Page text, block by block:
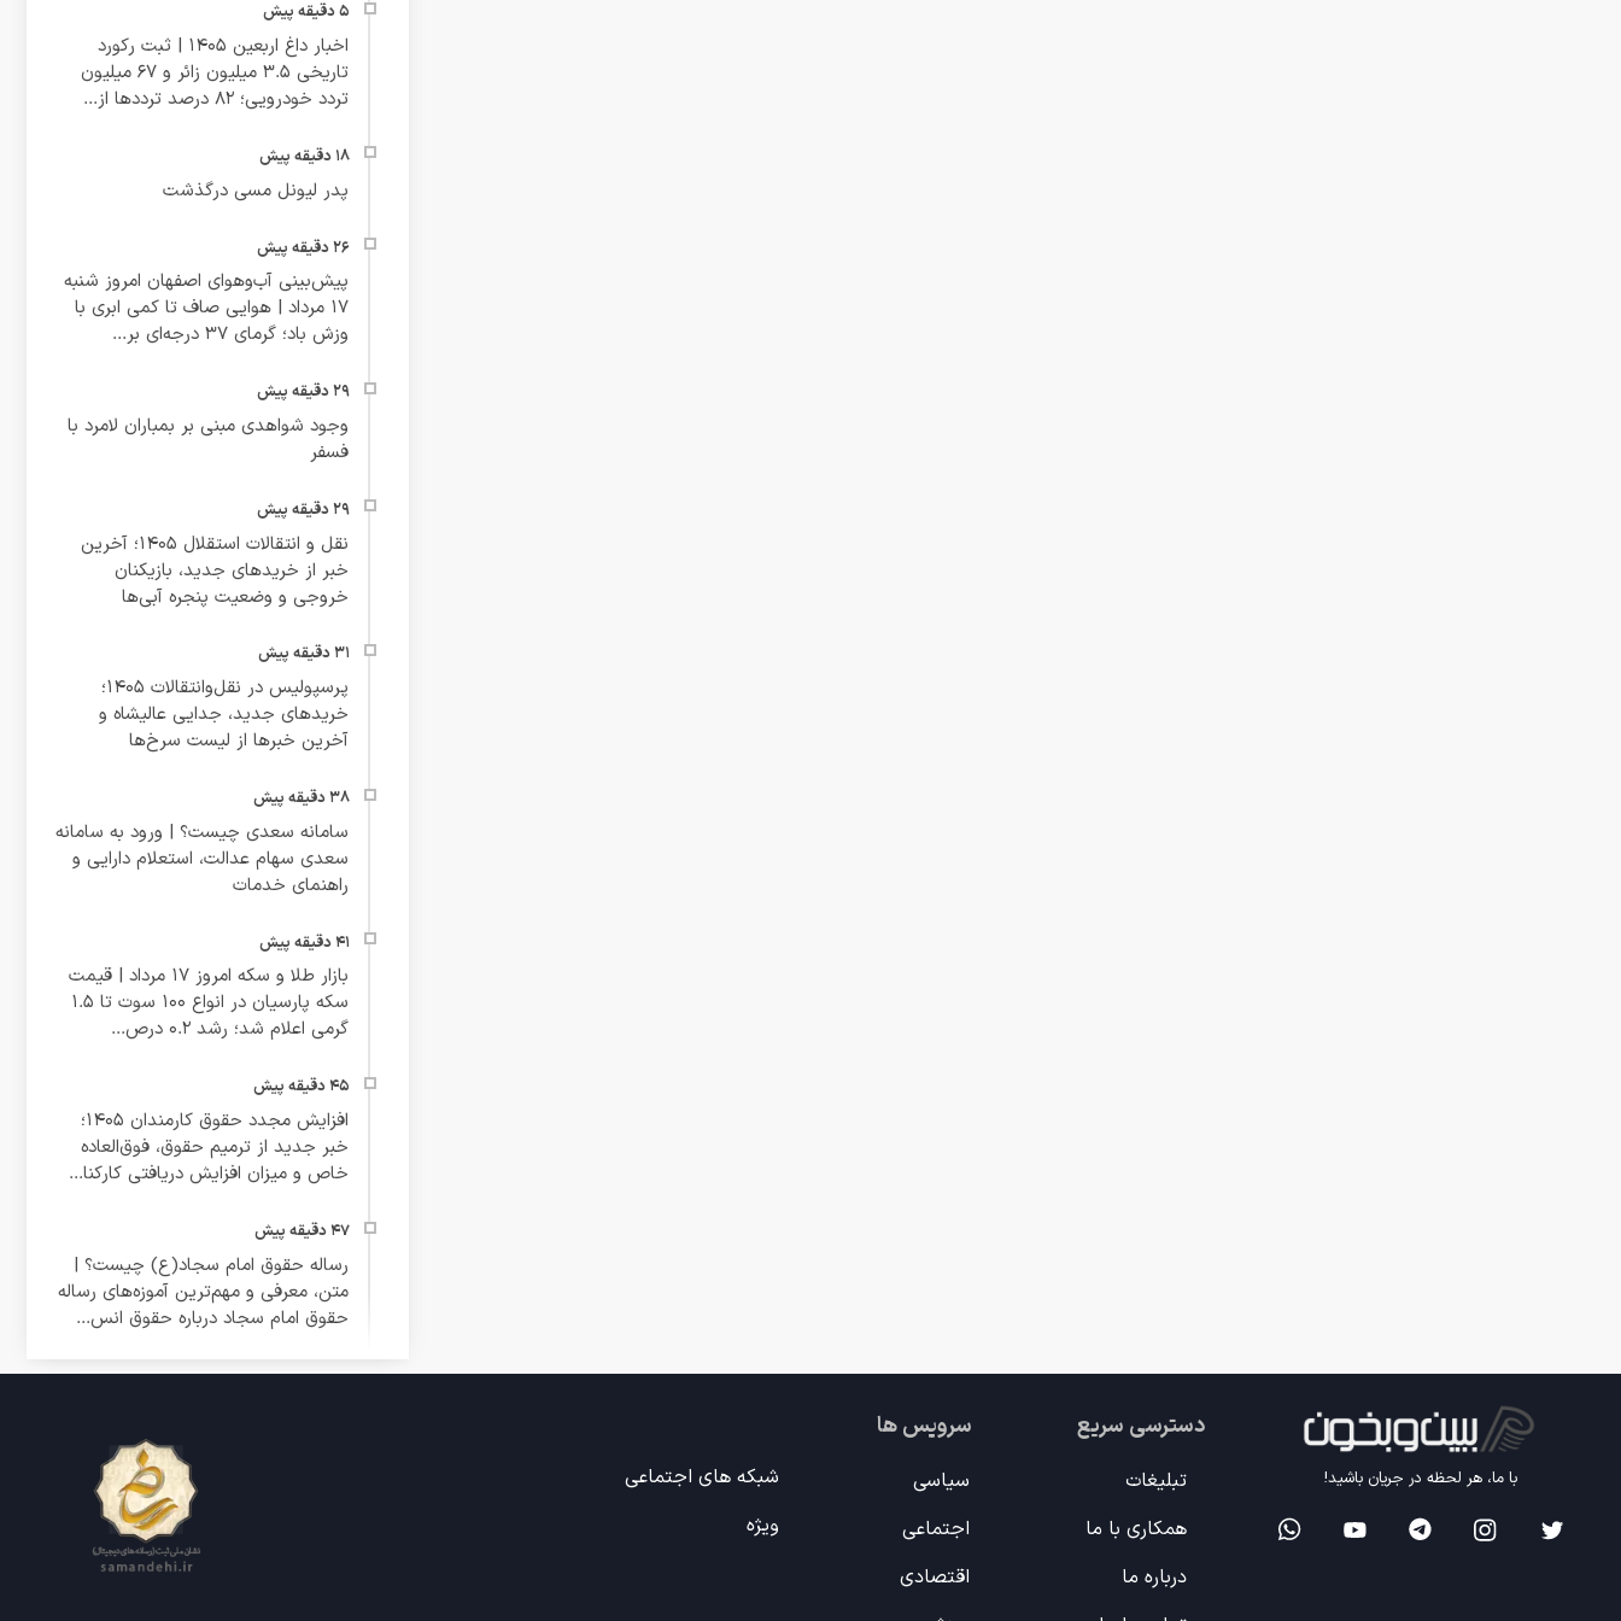
اخبار داغ اربعین ۱۴۰۵ | ثبت رکورد
تاریخی ۳.۵ میلیون زائر و ۶۷ میلیون
تردد خودرویی؛ ۸۲ درصد ترددها از...
پدر لیونل مسی درگذشت
پیش‌بینی آب‌وهوای اصفهان امروز شنبه
۱۷ مرداد | هوایی صاف تا کمی ابری با
وزش باد؛ گرمای ۳۷ درجه‌ای بر...
وجود شواهدی مبنی بر بمباران لامرد با
فسفر
نقل و انتقالات استقلال ۱۴۰۵؛ آخرین
خبر از خریدهای جدید، بازیکنان
خروجی و وضعیت پنجره آبی‌ها
پرسپولیس در نقل‌وانتقالات ۱۴۰۵؛
خریدهای جدید، جدایی عالیشاه و
آخرین خبرها از لیست سرخ‌ها
سامانه سعدی چیست؟ | ورود به سامانه
سعدی سهام عدالت، استعلام دارایی و
راهنمای خدمات
بازار طلا و سکه امروز ۱۷ مرداد | قیمت
سکه پارسیان در انواع ۱۰۰ سوت تا ۱.۵
گرمی اعلام شد؛ رشد ۰.۲ درص...
افزایش مجدد حقوق کارمندان ۱۴۰۵؛
خبر جدید از ترمیم حقوق، فوق‌العاده
خاص و میزان افزایش دریافتی کارکنا...
رساله حقوق امام سجاد(ع) چیست؟ |
متن، معرفی و مهم‌ترین آموزه‌های رساله
حقوق امام سجاد درباره حقوق انس...
با ما، هر لحظه در جریان باشید!
دسترسی سریع
تبلیغات
همکاری با ما
درباره ما
سرویس ها
سیاسی
اجتماعی
اقتصادی
شبکه های اجتماعی
ویژه